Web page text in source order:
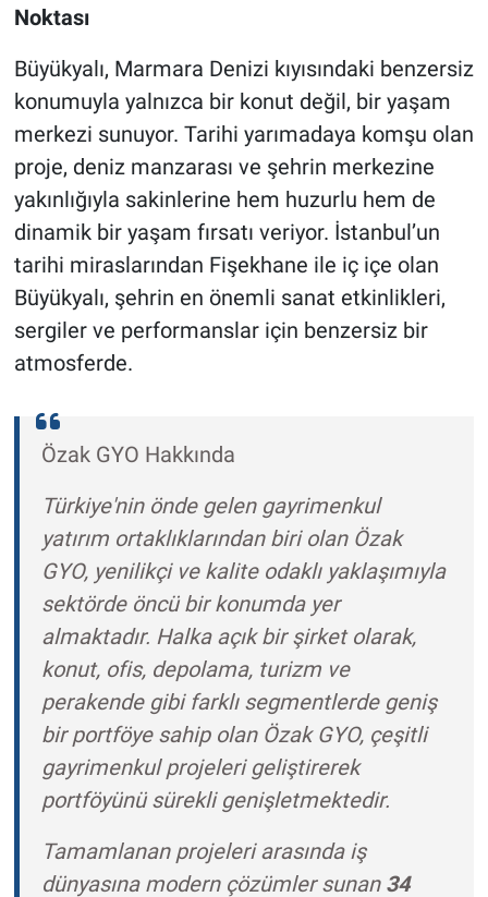
Noktası
Büyükyalı, Marmara Denizi kıyısındaki benzersiz
konumuyla yalnızca bir konut değil, bir yaşam
merkezi sunuyor. Tarihi yarımadaya komşu olan
proje, deniz manzarası ve şehrin merkezine
yakınlığıyla sakinlerine hem huzurlu hem de
dinamik bir yaşam fırsatı veriyor. İstanbul’un
tarihi miraslarından Fişekhane ile iç içe olan
Büyükyalı, şehrin en önemli sanat etkinlikleri,
sergiler ve performanslar için benzersiz bir
atmosferde.
Özak GYO Hakkında
Türkiye'nin önde gelen gayrimenkul
yatırım ortaklıklarından biri olan Özak
GYO, yenilikçi ve kalite odaklı yaklaşımıyla
sektörde öncü bir konumda yer
almaktadır. Halka açık bir şirket olarak,
konut, ofis, depolama, turizm ve
perakende gibi farklı segmentlerde geniş
bir portföye sahip olan Özak GYO, çeşitli
gayrimenkul projeleri geliştirerek
portföyünü sürekli genişletmektedir.
Tamamlanan projeleri arasında iş
dünyasına modern çözümler sunan 34